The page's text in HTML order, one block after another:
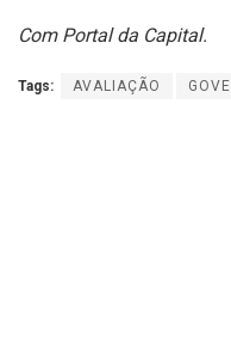
Com Portal da Capital.
Tags: AVALIAÇÃO